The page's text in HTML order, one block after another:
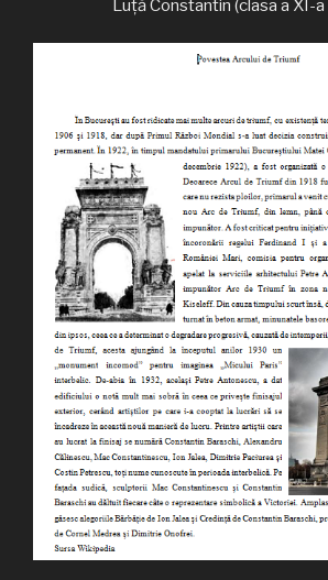
Luță Constantin (clasa a XI-a